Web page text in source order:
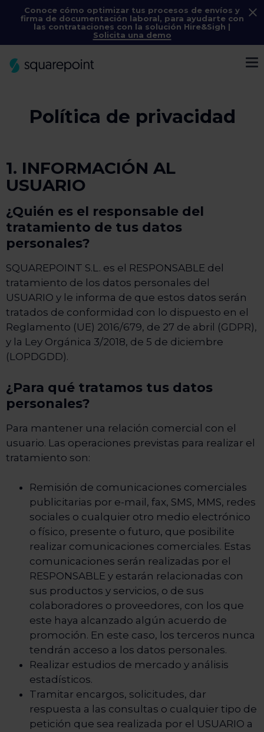
Conoce cómo optimizar tus procesos de envíos y
firma de documentación laboral, para ayudarte con
las contrataciones con la solución Hire&Sigh |
Solicita una demo
Política de privacidad
1. INFORMACIÓN AL
USUARIO
¿Quién es el responsable del
tratamiento de tus datos
personales?
SQUAREPOINT S.L. es el RESPONSABLE del
tratamiento de los datos personales del
USUARIO y le informa de que estos datos serán
tratados de conformidad con lo dispuesto en el
Reglamento (UE) 2016/679, de 27 de abril (GDPR),
y la Ley Orgánica 3/2018, de 5 de diciembre
(LOPDGDD).
¿Para qué tratamos tus datos
personales?
Para mantener una relación comercial con el
usuario. Las operaciones previstas para realizar el
tratamiento son:
Remisión de comunicaciones comerciales
publicitarias por e-mail, fax, SMS, MMS, redes
sociales o cualquier otro medio electrónico
o físico, presente o futuro, que posibilite
realizar comunicaciones comerciales. Estas
comunicaciones serán realizadas por el
RESPONSABLE y estarán relacionadas con
sus productos y servicios, o de sus
colaboradores o proveedores, con los que
este haya alcanzado algún acuerdo de
promoción. En este caso, los terceros nunca
tendrán acceso a los datos personales.
Realizar estudios de mercado y análisis
estadísticos.
Tramitar encargos, solicitudes, dar
respuesta a las consultas o cualquier tipo de
petición que sea realizada por el USUARIO a